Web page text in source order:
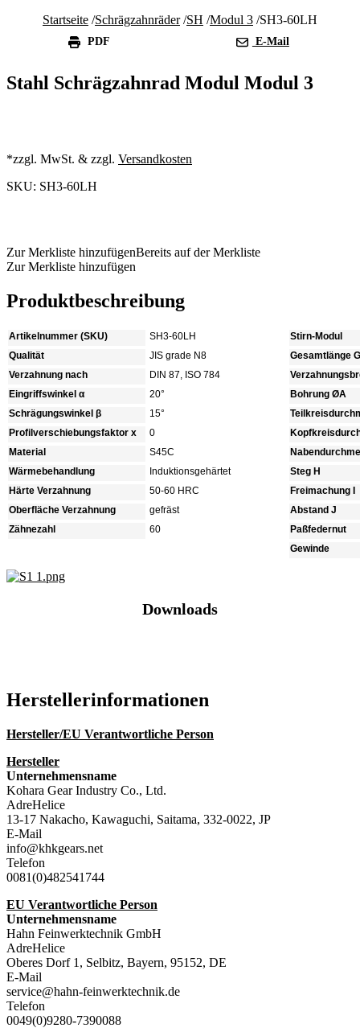
Startseite /Schrägzahnräder/SH /Modul 3 /SH3-60LH
PDF E-Mail
Stahl Schrägzahnrad Modul Modul 3
*zzgl. MwSt. & zzgl. Versandkosten
SKU: SH3-60LH
Zur Merkliste hinzufügenBereits auf der Merkliste
Zur Merkliste hinzufügen
Produktbeschreibung
Artikelnummer (SKU)
SH3-60LH
Qualität
JIS grade N8
Verzahnung nach
DIN 87, ISO 784
Eingriffswinkel α
20°
Schrägungswinkel β
15°
Profilverschiebungsfaktor x
0
Material
S45C
Wärmebehandlung
Induktionsgehärtet
Härte Verzahnung
50-60 HRC
Oberfläche Verzahnung
gefräst
Zähnezahl
60
Stirn-Modul
Gesamtlänge G
Bohrung ØA
Steg H
Freimachung I
Abstand J
Paßfedernut
Gewinde
Downloads
Hersteller­informationen
Hersteller/EU Verantwortliche Person
Hersteller
Unternehmensname
Kohara Gear Industry Co., Ltd.
AdreHelice
13-17 Nakacho, Kawaguchi, Saitama, 332-0022, JP
E-Mail
info@khkgears.net
Telefon
0081(0)482541744
EU Verantwortliche Person
Unternehmensname
Hahn Feinwerktechnik GmbH
AdreHelice
Oberes Dorf 1, Selbitz, Bayern, 95152, DE
E-Mail
service@hahn-feinwerktechnik.de
Telefon
0049(0)9280-7390088